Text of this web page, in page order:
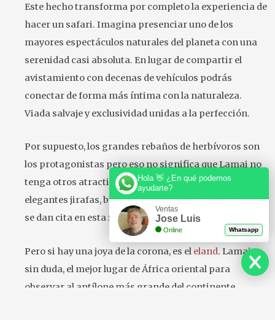
Este hecho transforma por completo la experiencia de
hacer un safari. Imagina presenciar uno de los
mayores espectáculos naturales del planeta con una
serenidad casi absoluta. En lugar de compartir el
avistamiento con decenas de vehículos podrás
conectar de forma más íntima con la naturaleza.
Viada salvaje y exclusividad unidas a la perfección.
Por supuesto, los grandes rebaños de herbívoros son
los protagonistas pero eso no significa que Lamai no
tenga otros atractivos. Manadas de elefantes,
elegantes jirafas, búfalos, topis y avestruces también
se dan cita en esta zona.
Pero si hay una joya de la corona, es el eland. Lamai es,
sin duda, el mejor lugar de África oriental para
observar al antílope más grande del continente
Hola 👋 ¿En qué podemos
ayudarte?
Ventas
Jose Luis
Online Whatsapp